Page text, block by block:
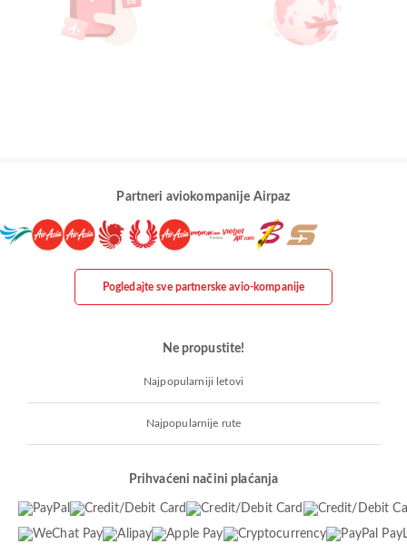
Partneri aviokompanije Airpaz
Pogledajte sve partnerske avio-kompanije
Ne propustite!
Najpopularniji letovi
Najpopularnije rute
Prihvaćeni načini plaćanja